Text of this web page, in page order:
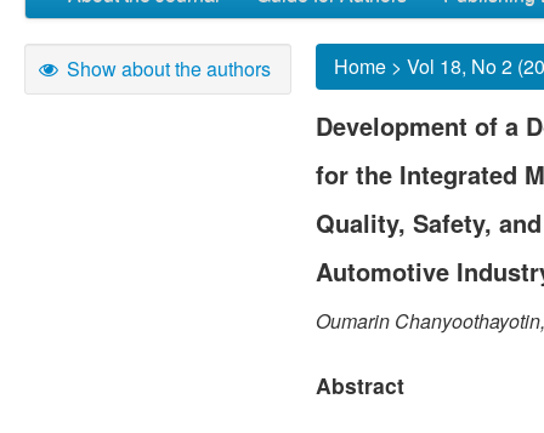
Show about the authors Home > Vol 18, No 2
Development of a
for the Integrated
Quality, Safety,
Automotive
Oumarin
Abstract